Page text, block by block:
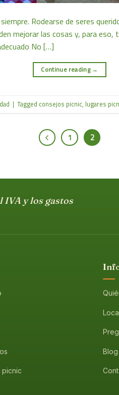
Rodearse de seres
mejorar las cosas y, para
No […]
Continue reading →
| Tagged consejos picnic, lugares
1 2
IVA y los gastos
picnic
Blog